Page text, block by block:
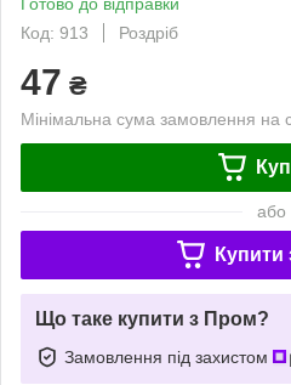
Код: 913
Роздріб
47 ₴
Мінімальна сума замовлення на
або
Купити
Що таке купити з Пром?
Замовлення під захистом